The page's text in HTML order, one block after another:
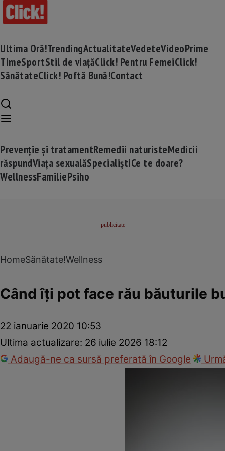
Ultima Oră!TrendingActualitateVedeteVideoPrime
TimeSportStil de viațăClick! Pentru FemeiClick!
SănătateClick! Poftă Bună!Contact
Prevenție și tratamentRemedii naturisteMedicii
răspundViața sexualăSpecialiștiCe te doare?
WellnessFamiliePsiho
HomeSănătate!Wellness
Când îţi pot face rău băuturile
22 ianuarie 2020 10:53
Ultima actualizare: 26 iulie 2026 18:12
Adaugă-ne ca sursă preferată în Google